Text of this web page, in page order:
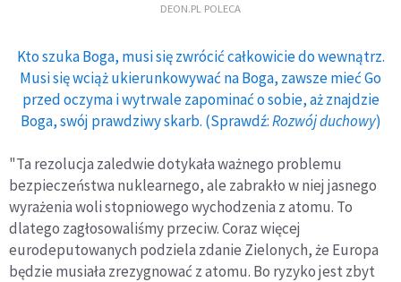
DEON.PL POLECA
Kto szuka Boga, musi się zwrócić całkowicie do wewnątrz.
Musi się wciąż ukierunkowywać na Boga, zawsze mieć Go
przed oczyma i wytrwale zapominać o sobie, aż znajdzie
Boga, swój prawdziwy skarb. (Sprawdź:Rozwój duchowy)
"Ta rezolucja zaledwie dotykała ważnego problemu
bezpieczeństwa nuklearnego, ale zabrakło w niej jasnego
wyrażenia woli stopniowego wychodzenia z atomu. To
dlatego zagłosowaliśmy przeciw. Coraz więcej
eurodeputowanych podziela zdanie Zielonych, że Europa
będzie musiała zrezygnować z atomu. Bo ryzyko jest zbyt